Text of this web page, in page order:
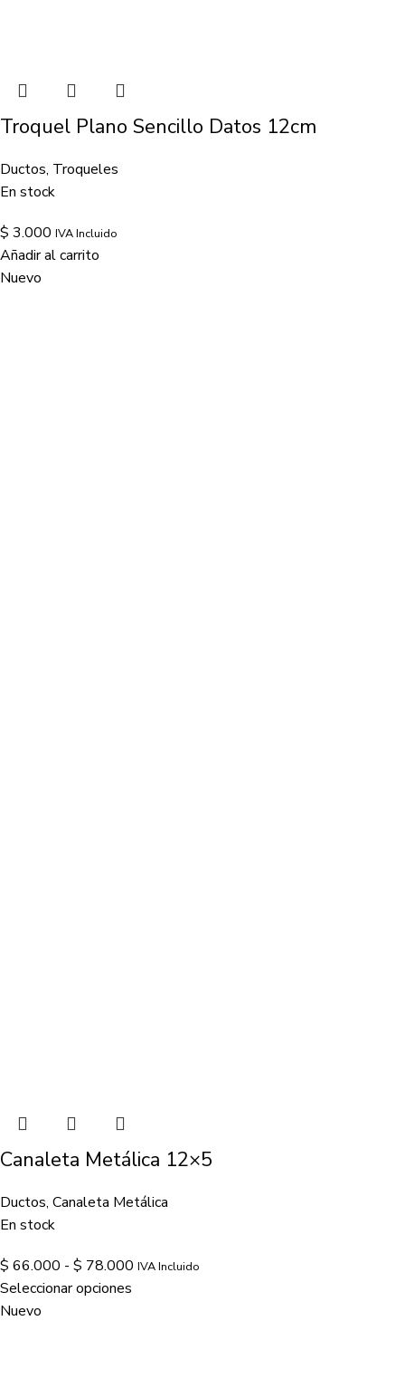
Troquel Plano Sencillo Datos 12cm
Ductos, Troqueles
En stock
$ 3.000 IVA Incluido
Añadir al carrito
Nuevo
Canaleta Metálica 12×5
Ductos, Canaleta Metálica
En stock
$ 66.000 - $ 78.000 IVA Incluido
Seleccionar opciones
Nuevo